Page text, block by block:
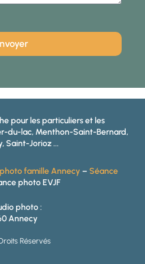
pour les particuliers et les
du-lac, Menthon-Saint-Bernard,
Saint-Jorioz ...
famille Annecy – Séance
photo EVJF
photo :
Annecy
Réservés